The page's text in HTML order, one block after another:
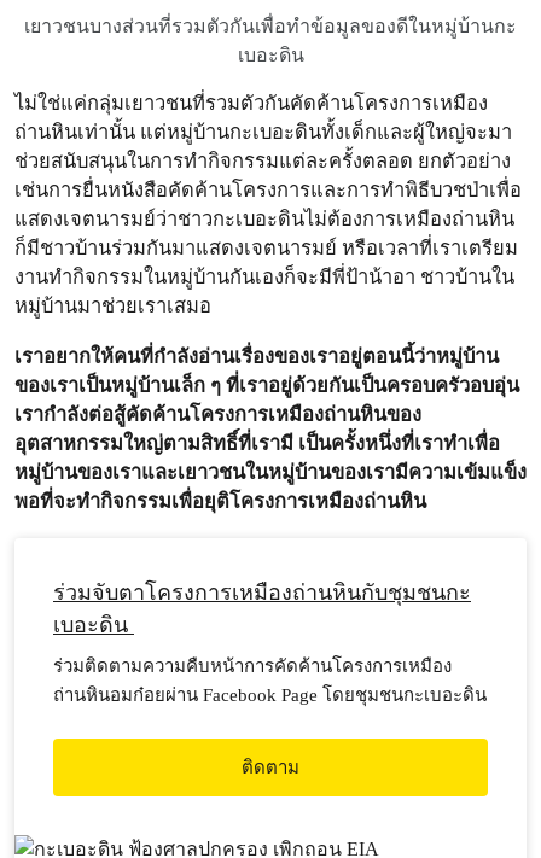
เยาวชนบางส่วนที่รวมตัวกันเพื่อทำข้อมูลของดีในหมู่บ้านกะ
เบอะดิน
ไม่ใช่แค่กลุ่มเยาวชนที่รวมตัวกันคัดค้านโครงการเหมือง
ถ่านหินเท่านั้น แต่หมู่บ้านกะเบอะดินทั้งเด็กและผู้ใหญ่จะมา
ช่วยสนับสนุนในการทำกิจกรรมแต่ละครั้งตลอด ยกตัวอย่าง
เช่นการยื่นหนังสือคัดค้านโครงการและการทำพิธีบวชป่าเพื่อ
แสดงเจตนารมย์ว่าชาวกะเบอะดินไม่ต้องการเหมืองถ่านหิน
ก็มีชาวบ้านร่วมกันมาแสดงเจตนารมย์ หรือเวลาที่เราเตรียม
งานทำกิจกรรมในหมู่บ้านกันเองก็จะมีพี่ป้าน้าอา ชาวบ้านใน
หมู่บ้านมาช่วยเราเสมอ
เราอยากให้คนที่กำลังอ่านเรื่องของเราอยู่ตอนนี้ว่าหมู่บ้าน
ของเราเป็นหมู่บ้านเล็ก ๆ ที่เราอยู่ด้วยกันเป็นครอบครัวอบอุ่น
เรากำลังต่อสู้คัดค้านโครงการเหมืองถ่านหินของ
อุตสาหกรรมใหญ่ตามสิทธิ์ที่เรามี เป็นครั้งหนึ่งที่เราทำเพื่อ
หมู่บ้านของเราและเยาวชนในหมู่บ้านของเรามีความเข้มแข็ง
พอที่จะทำกิจกรรมเพื่อยุติโครงการเหมืองถ่านหิน
ร่วมจับตาโครงการเหมืองถ่านหินกับชุมชนกะ
เบอะดิน
ร่วมติดตามความคืบหน้าการคัดค้านโครงการเหมือง
ถ่านหินอมก๋อยผ่าน Facebook Page โดยชุมชนกะเบอะดิน
ติดตาม